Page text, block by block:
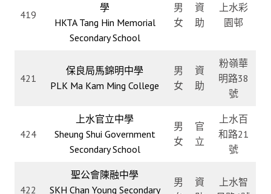
419
學
HKTA Tang Hin Memorial
Secondary School
男
女
資
助
上水彩
園邨
421
保良局馬錦明中學
PLK Ma Kam Ming College
男
女
資
助
粉嶺華
明路38
號
424
上水官立中學
Sheung Shui Government
Secondary School
男
女
官
立
上水百
和路21
號
422
聖公會陳融中學
SKH Chan Young Secondary
男
資
上水智